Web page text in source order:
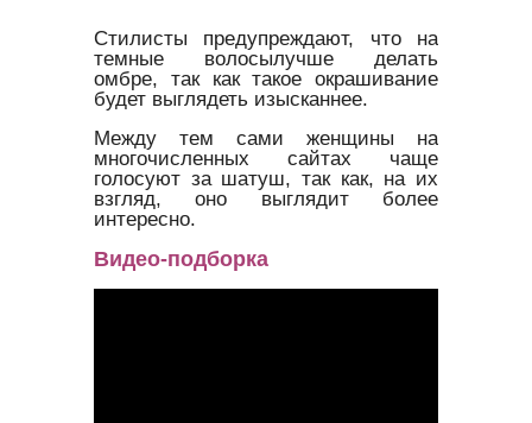
Стилисты предупреждают, что на
темные волосылучше делать
омбре, так как такое окрашивание
будет выглядеть изысканнее.
Между тем сами женщины на
многочисленных сайтах чаще
голосуют за шатуш, так как, на их
взгляд, оно выглядит более
интересно.
Видео-подборка